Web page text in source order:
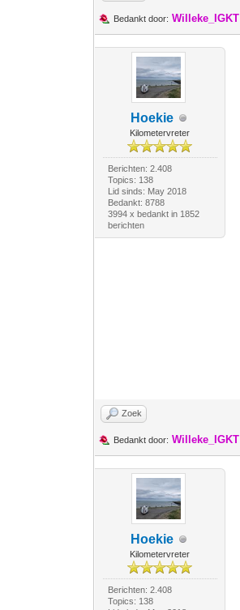
Bedankt door: Willeke_IGKT
Hoekie
Kilometervreter
Berichten: 2.408
Topics: 138
Lid sinds: May 2018
Bedankt: 8788
3994 x bedankt in 1852
berichten
Zoek
Bedankt door: Willeke_IGKT
Hoekie
Kilometervreter
Berichten: 2.408
Topics: 138